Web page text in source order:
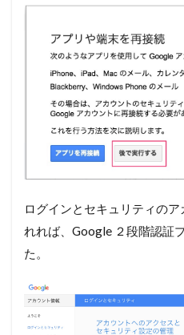
ログインとセキュリティの
れれば、Google ２段階認証
た。